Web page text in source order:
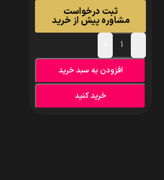
ثبت درخواست
مشاوره پیش از خرید
افزودن به سبد خرید
خرید کنید